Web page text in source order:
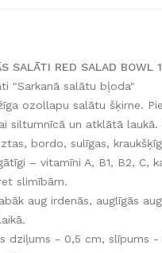
SALĀTI RED SALAD BOWL
"Sarkanā salātu bļoda"
ozollapu salātu šķirne.
siltumnīcā un atklātā
bordo, sulīgas,
– vitamīni A, B1, B2, C,
slimībām.
aug irdenās, auglīgās
dziļums - 0,5 cm, slīpums